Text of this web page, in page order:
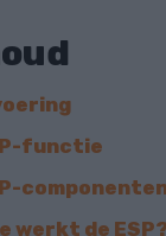
functie
werkt de